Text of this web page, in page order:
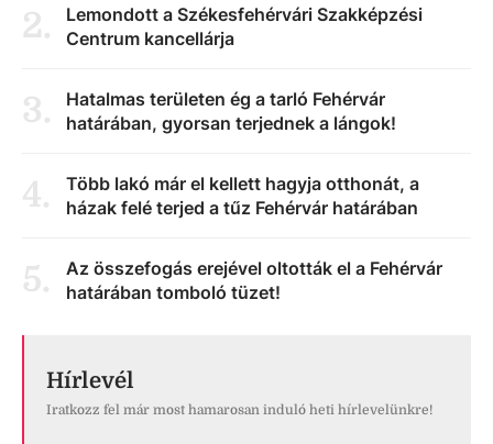
2.
Lemondott a Székesfehérvári Szakképzési
Centrum kancellárja
3.
Hatalmas területen ég a tarló Fehérvár
határában, gyorsan terjednek a lángok!
4.
Több lakó már el kellett hagyja otthonát, a
házak felé terjed a tűz Fehérvár határában
5.
Az összefogás erejével oltották el a Fehérvár
határában tomboló tüzet!
Hírlevél
Iratkozz fel már most hamarosan induló heti hírlevelünkre!